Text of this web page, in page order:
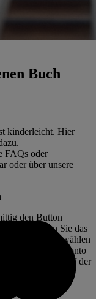
Buch
kinderleicht. Hier
FAQs oder
oder über unsere
den Button
können Sie das
Rechner auswählen
Ihrem Kundenkonto
gehen Sie auf der
Button